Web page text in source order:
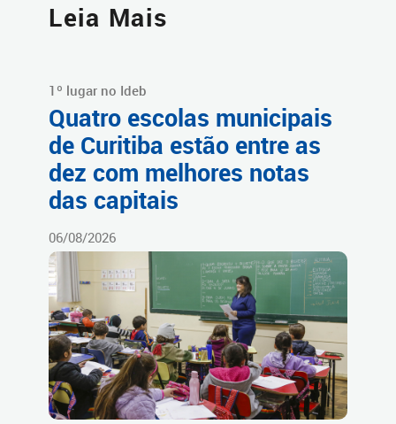
Leia Mais
1º lugar no Ideb
Quatro escolas municipais
de Curitiba estão entre as
dez com melhores notas
das capitais
06/08/2026